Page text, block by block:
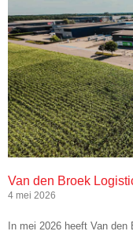
Van den Broek
4 mei 2026
In mei 2026 heeft Van